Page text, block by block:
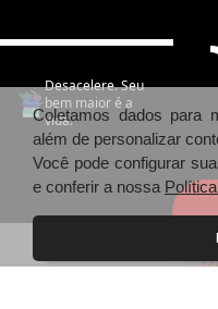
Desacelere. Seu
bem maior é a
vida.
Coletamos dados para
além de personalizar
Você pode configurar
e conferir a nossa